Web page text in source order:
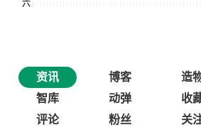
资讯 博客
造
智库
动弹
收
评论
粉丝 关